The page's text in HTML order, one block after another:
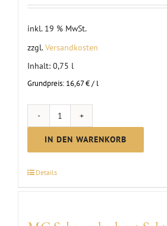
inkl. 19 % MwSt.
zzgl.Versandkosten
Inhalt: 0,75 l
Grundpreis: 16,67€/ l
MC
Sekt
Riesling
IN DEN WARENKORB
Details